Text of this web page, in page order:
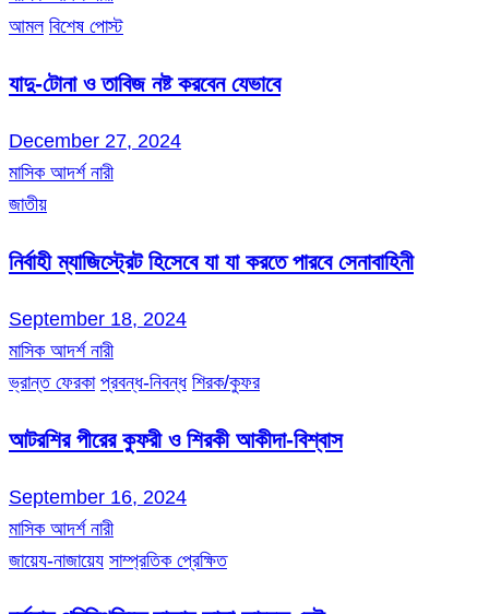
আমল বিশেষ পোস্ট
যাদু-টোনা ও তাবিজ নষ্ট করবেন যেভাবে
December 27, 2024
মাসিক আদর্শ নারী
জাতীয়
নির্বাহী ম্যাজিস্ট্রেট হিসেবে যা যা করতে পারবে সেনাবাহিনী
September 18, 2024
মাসিক আদর্শ নারী
ভ্রান্ত ফেরকা প্রবন্ধ-নিবন্ধ শিরক/কুফর
আটরশির পীরের কুফরী ও শিরকী আকীদা-বিশ্বাস
September 16, 2024
মাসিক আদর্শ নারী
জায়েয-নাজায়েয সাম্প্রতিক প্রেক্ষিত